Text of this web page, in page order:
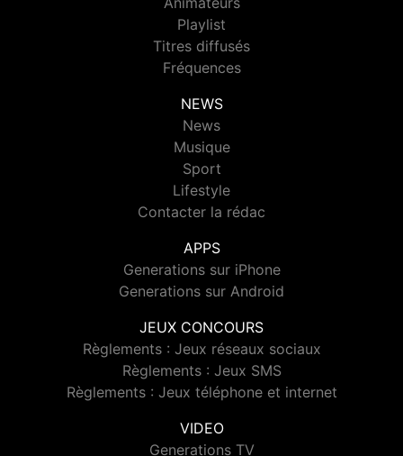
Playlist
Titres diffusés
Fréquences
NEWS
News
Musique
Sport
Lifestyle
Contacter la rédac
APPS
Generations sur iPhone
Generations sur Android
JEUX CONCOURS
Règlements : Jeux réseaux sociaux
Règlements : Jeux SMS
Règlements : Jeux téléphone et internet
VIDEO
Generations TV